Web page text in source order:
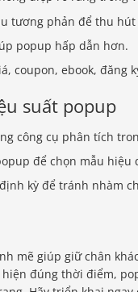
tương phản để thu hút
popup hấp dẫn hơn.
coupon, ebook, đăng
suất popup
công cụ phân tích
để chọn mẫu hiệu
kỳ để tránh nhàm
mẽ giúp giữ chân
đúng thời điểm,